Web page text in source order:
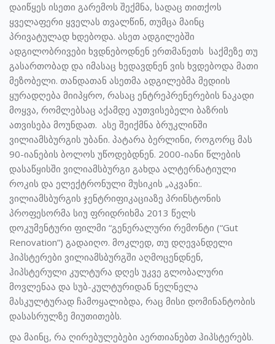
დაიწყეს ისეთი გარემოს შექმნა, სადაც თითქოს
ყველაფერი ყველას თვალწინ, თუმცა მაინც
პრივატულად ხდებოდა. ასეთ ადგილებში
ადგილობრივები ხვდნებოდნენ ერთმანეთს საქმეზე თუ
გასართობად და იმასაც ხედავდნენ ვის ხვდებოდა მათი
მეზობელი. თანდათან ასეთმა ადგილებმა მედიის
ყურადღება მიიპყრო, რასაც ენტრეპრენერების ნაკადი
მოყვა, რომლებსაც აქამდე აუთვისებელი ბაზრის
ათვისება მოუნდათ. ასე შეიქმნა ბრუკლინში
ვილიამსბურგის უბანი. პატარა ბერლინი, როგორც მას
90-იანების ბოლოს უწოდებდნენ. 2000-იანი წლების
დასაწყისში ვილიამსბურგი გახდა ალტერნატიული
როკის და ელექტრონული მუსიკის „აკვანი:.
ვილიამსბურგის ჯენტრიფიკაციაზე პრინსტონის
პროფესორმა სიუ ფრიდრიხმა 2013 წელს
დოკუმენტური ფილმი “გენერალური რემონტი (“Gut
Renovation”) გადაიღო. მოკლედ, თუ დღევანდელი
ჰიპსტერები ვილიამსბურგში აღმოცენდნენ,
ჰიპსტერული კულტურა დღეს უკვე გლობალური
მოვლენაა და სუბ-კულტურიდან ნელნელა
მასკულტურად ჩამოყალიბდა, რაც მისი დომინანტობის
დასასრულზე მიუთითებს.
და მაინც, რა ღირებულებები აერთიანებთ ჰიპსტერებს.